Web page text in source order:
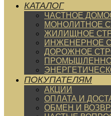
КАТАЛОГ
ЧАСТНОЕ
МОНОЛИТНОЕ
ЖИЛИЩНОЕ
ИНЖЕНЕРНОЕ
ДОРОЖНОЕ
ПОКУПАТЕЛЯМ
АКЦИИ
ОПЛАТА И
ОБМЕН И